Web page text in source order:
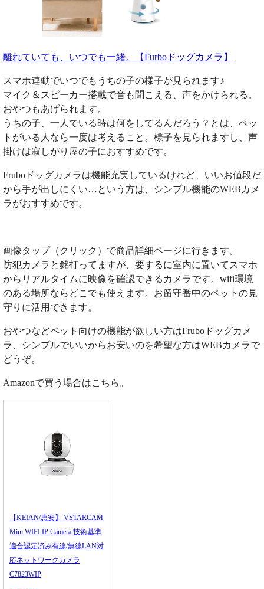
離れていても、いつでも一緒。【Furboドッグカメラ】
スマホ連動でいつでもうちの子の様子が見られます♪
マイク＆スピーカー搭載で音も聞こえる、声をかけられる。
おやつもあげられます。
うちの子、一人でいる時は何をしてるんだろう？とは、ペッ
トがいる人なら一度は考えること。様子を見られますし、声
掛けは寂しがり屋の子におすすめです。
Fruboドッグカメラは機能充実しているけれど、いいお値段だ
から手が出しにくい…という方は、シンプル機能のWEBカメ
ラがおすすめです。
画像タップ（クリック）で商品詳細ページに行きます。
防犯カメラと銘打ってますが、要するに室内に置いてスマホ
からリアルタイムに映像を確認できるカメラです。wifi環境
のある場所ならどこでも使えます。お留守番中のペットの見
守りに活用できます。
おやつなどペット向けの機能が欲しい方はFruboドッグカメ
ラ、シンプルでいいからお安いのを希望な方はWEBカメラで
どうぞ。
Amazonで買う場合はこちら。
【KEIAN/恵安】 VSTARCAM
Mini WIFI IP Camera 技術基準
適合認定済み有線/無線LAN対
応ネットワークカメラ
C7823WIP